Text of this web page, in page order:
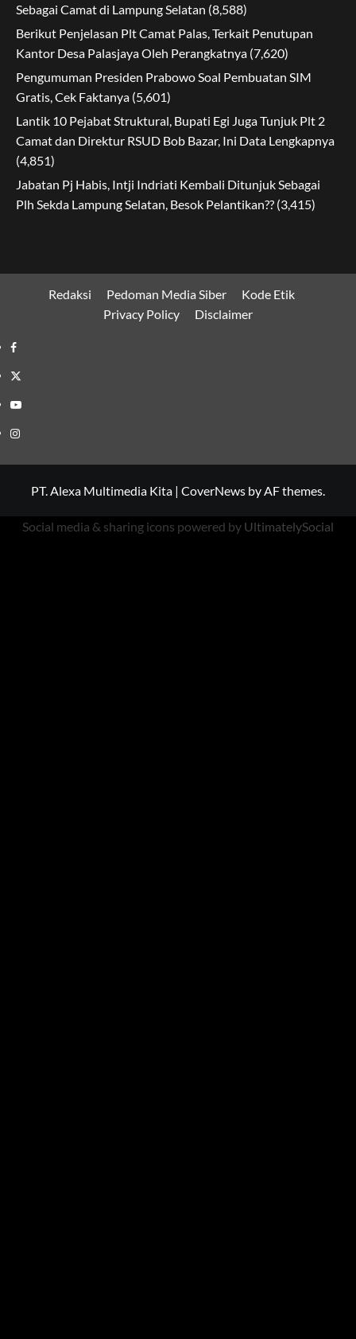
Sebagai Camat di Lampung Selatan (8,588)
Berikut Penjelasan Plt Camat Palas, Terkait Penutupan
Kantor Desa Palasjaya Oleh Perangkatnya (7,620)
Pengumuman Presiden Prabowo Soal Pembuatan SIM
Gratis, Cek Faktanya (5,601)
Lantik 10 Pejabat Struktural, Bupati Egi Juga Tunjuk Plt 2
Camat dan Direktur RSUD Bob Bazar, Ini Data Lengkapnya
(4,851)
Jabatan Pj Habis, Intji Indriati Kembali Ditunjuk Sebagai
Plh Sekda Lampung Selatan, Besok Pelantikan?? (3,415)
Redaksi Pedoman Media Siber
Kode Etik
Privacy Policy
Disclaimer
Facebook
Twitter
Youtube
Instagram
PT. Alexa Multimedia Kita | CoverNews by AF themes.
Social media & sharing icons powered by UltimatelySocial